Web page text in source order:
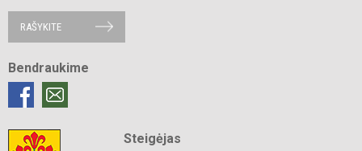
RAŠYKITE
Bendraukime
Steigėjas